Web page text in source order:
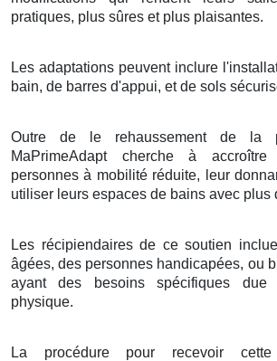
pratiques, plus sûres et plus plaisantes.
Les adaptations peuvent inclure
bain, de barres d'appui, et de sols
Outre de le rehaussement de la
MaPrimeAdapt cherche à
personnes à mobilité réduite, leur
utiliser leurs espaces de bains avec plus
Les récipiendaires de ce soutien
âgées, des personnes handicapées, ou
ayant des besoins spécifiques
physique.
La procédure pour recevoir